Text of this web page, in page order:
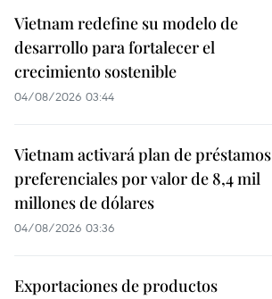
Vietnam redefine su modelo de
desarrollo para fortalecer el
crecimiento sostenible
04/08/2026 03:44
Vietnam activará plan de préstamos
preferenciales por valor de 8,4 mil
millones de dólares
04/08/2026 03:36
Exportaciones de productos